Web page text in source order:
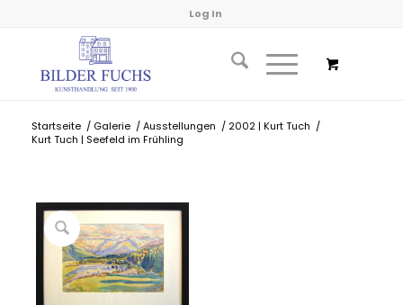
Log In
Startseite / Galerie / Ausstellungen / 2002 | Kurt Tuch /
Kurt Tuch | Seefeld im Frühling